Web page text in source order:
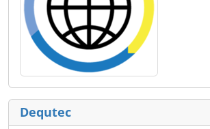
Dequtec